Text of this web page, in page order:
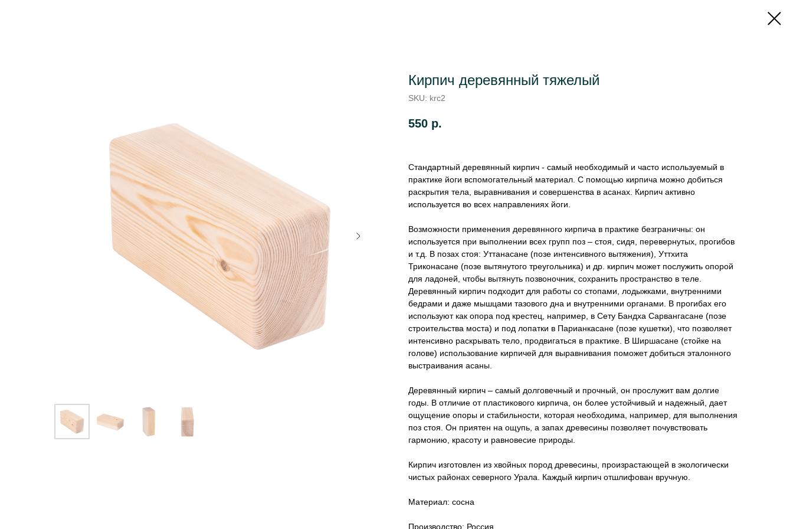
Кирпич деревянный тяжелый
SKU: krc2
550 р.
Стандартный деревянный кирпич - самый необходимый и часто используемый в
практике йоги вспомогательный материал. С помощью кирпича можно добиться
раскрытия тела, выравнивания и совершенства в асанах. Кирпич активно
используется во всех направлениях йоги.
Возможности применения деревянного кирпича в практике безграничны: он
используется при выполнении всех групп поз – стоя, сидя, перевернутых, прогибов
и т.д. В позах стоя: Уттанасане (позе интенсивного вытяжения), Уттхита
Триконасане (позе вытянутого треугольника) и др. кирпич может послужить опорой
для ладоней, чтобы вытянуть позвоночник, сохранить пространство в теле.
Деревянный кирпич подходит для работы со стопами, лодыжками, внутренними
бедрами и даже мышцами тазового дна и внутренними органами. В прогибах его
используют как опора под крестец, например, в Сету Бандха Сарвангасане (позе
строительства моста) и под лопатки в Парианкасане (позе кушетки), что позволяет
интенсивно раскрывать тело, продвигаться в практике. В Ширшасане (стойке на
голове) использование кирпичей для выравнивания поможет добиться эталонного
выстраивания асаны.
Деревянный кирпич – самый долговечный и прочный, он прослужит вам долгие
годы. В отличие от пластикового кирпича, он более устойчивый и надежный, дает
ощущение опоры и стабильности, которая необходима, например, для выполнения
поз стоя. Он приятен на ощупь, а запах древесины позволяет почувствовать
гармонию, красоту и равновесие природы.
Кирпич изготовлен из хвойных пород древесины, произрастающей в экологически
чистых районах северного Урала. Каждый кирпич отшлифован вручную.
Материал: сосна
Производство: Россия